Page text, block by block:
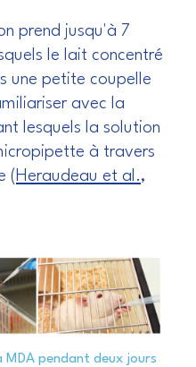
prend jusqu'à 7
le lait concentré
une petite coupelle
avec la
lesquels la solution
à travers
(Heraudeau et al.,
MDA pendant deux jours